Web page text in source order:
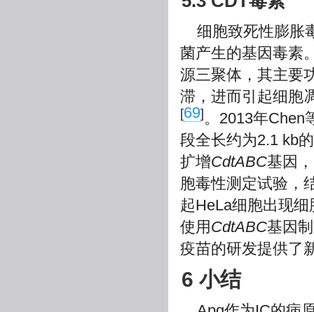
细胞致死性膨胀
菌产生的基因毒素
源三聚体，其主要
滞，进而引起细胞
[69]。2013年Chen
段全长约为2.1 kb的
扩增CdtABC基因
胞毒性测定试验，
起HeLa细胞出现
使用 CdtABC基因
疫苗的研发提供了
6 小结